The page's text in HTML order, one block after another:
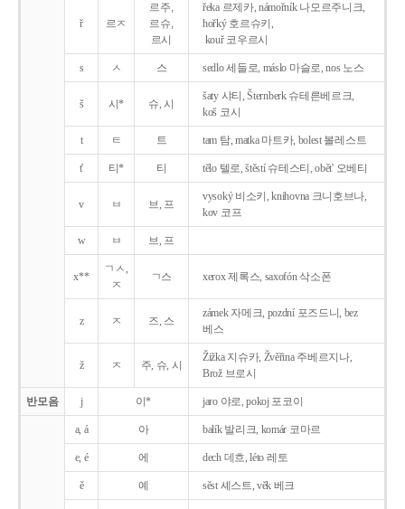
ř 르ㅈ
르주,
르슈,
르시
řeka 르제카, námořník 나모르주니크,
hořký 호르슈키,
kouř 코우르시
s ㅅ 스 sedlo 세들로, máslo 마슬로, nos 노스
š 시* 슈, 시
šaty 샤티, Šternberk 슈테른베르크,
koš 코시
t ㅌ 트 tam 탐, matka 마트카, bolest 볼레스트
t' 티* 티 tělo 텔로, štěstí 슈테스티, obět' 오베티
v ㅂ 브, 프
vysoký 비소키, knihovna 크니호브나,
kov 코프
w ㅂ 브, 프
x**
ㄱㅅ,
ㅈ
ㄱ스 xerox 제록스, saxofón 삭소폰
z ㅈ 즈, 스
zámek 자메크, pozdní 포즈드니, bez
베스
ž ㅈ 주, 슈, 시
Žižka 지슈카, Žvěřina 주베르지나,
Brož 브로시
반모음 j 이* jaro 야로, pokoj 포코이
a, á 아 balík 발리크, komár 코마르
e, é 에 dech 데흐, léto 레토
ě 예 sěst 셰스트, věk 베크